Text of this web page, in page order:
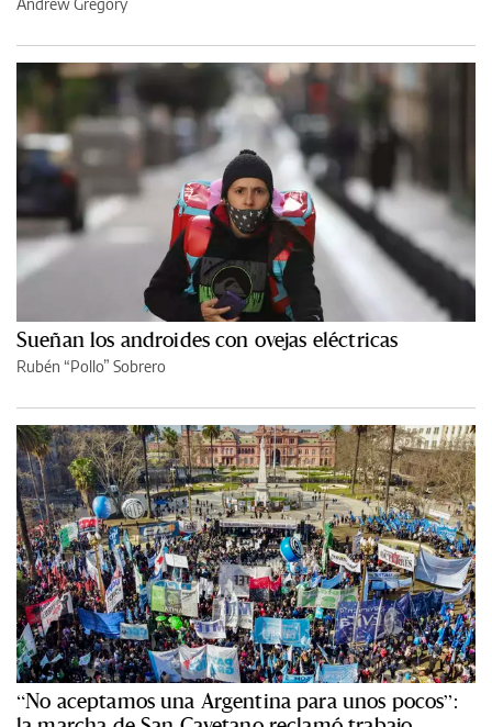
Andrew Gregory
Sueñan los androides con ovejas eléctricas
Rubén “Pollo” Sobrero
“No aceptamos una Argentina para unos pocos”: